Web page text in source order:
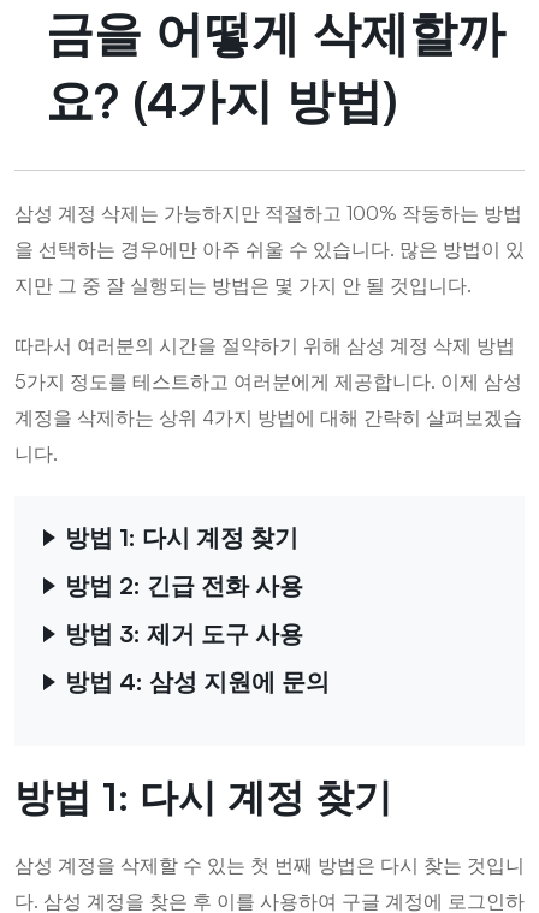
금을 어떻게 삭제할까
요? (4가지 방법)
삼성 계정 삭제는 가능하지만 적절하고 100% 작동하는 방법
을 선택하는 경우에만 아주 쉬울 수 있습니다. 많은 방법이 있
지만 그 중 잘 실행되는 방법은 몇 가지 안 될 것입니다.
따라서 여러분의 시간을 절약하기 위해 삼성 계정 삭제 방법
5가지 정도를 테스트하고 여러분에게 제공합니다. 이제 삼성
계정을 삭제하는 상위 4가지 방법에 대해 간략히 살펴보겠습
니다.
방법 1: 다시 계정 찾기
방법 2: 긴급 전화 사용
방법 3: 제거 도구 사용
방법 4: 삼성 지원에 문의
방법 1: 다시 계정 찾기
삼성 계정을 삭제할 수 있는 첫 번째 방법은 다시 찾는 것입니
다. 삼성 계정을 찾은 후 이를 사용하여 구글 계정에 로그인하